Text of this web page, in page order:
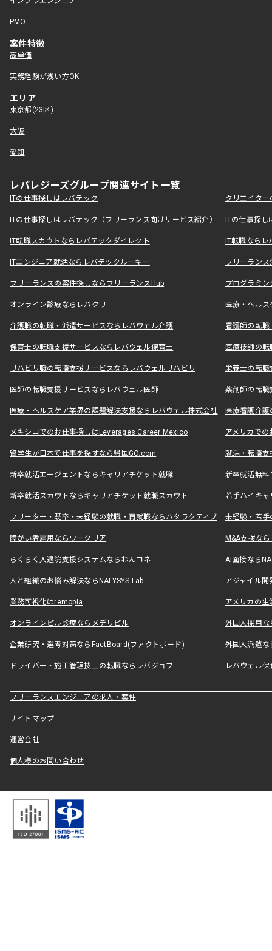
PMO
案件特徴
高単価
実務経験が浅い方OK
エリア
東京都(23区)
大阪
愛知
レバレジーズグループ関連サイト一覧
ITの仕事探しはレバテック クリエイタ
ITの仕事探しはレバテック（フリーランス向けサービス紹介） ITの仕事探
IT転職スカウトならレバテックダイレクト IT転職なら
ITエンジニア就活ならレバテックルーキー フリーラン
フリーランスの案件探しならフリーランスHub プログラミ
オンライン診療ならレバクリ 医療・ヘル
介護職の転職・派遣サービスならレバウェル介護 看護師の転
保育士の転職支援サービスならレバウェル保育士 医療技師の
リハビリ職の転職支援サービスならレバウェルリハビリ 栄養士の転
医師の転職支援サービスならレバウェル医師 薬剤師の転
医療・ヘルスケア業界の課題解決支援ならレバウェル株式会社 医療看護介
メキシコでのお仕事探しはLeverages Career Mexico アメリカで
留学生が日本で仕事を探すなら帰国GO.com 就活・転職
新卒就活エージェントならキャリアチケット就職 新卒就活無料
新卒就活スカウトならキャリアチケット就職スカウト 若手ハイキ
フリーター・既卒・未経験の就職・再就職ならハタラクティブ 未経験・若手
障がい者雇用ならワークリア M&A支援な
らくらく入退院支援システムならわんコネ AI面接なら
人と組織のお悩み解決ならNALYSYS Lab. アジャイル
業務可視化はremopia アメリカの
オンラインピル診療ならメデリピル 外国人採用
企業研究・選考対策ならFactBoard(ファクトボード) 外国人派遣な
ドライバー・施工管理技士の転職ならレバジョブ レバウェル
フリーランスエンジニアの求人・案件
サイトマップ
運営会社
個人様のお問い合わせ